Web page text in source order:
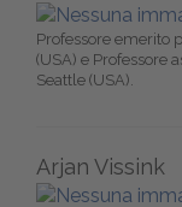
Professore emerito
(USA) e Professore
Seattle (USA).
Arjan Vissink